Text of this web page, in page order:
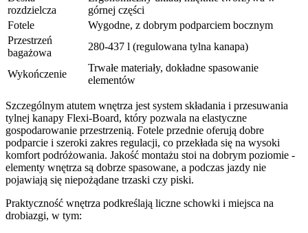
rozdzielcza
górnej części
Fotele
Wygodne, z dobrym podparciem bocznym
Przestrzeń
bagażowa
280-437 l (regulowana tylna kanapa)
Wykończenie
Trwałe materiały, dokładne spasowanie
elementów
Szczególnym atutem wnętrza jest system składania i przesuwania
tylnej kanapy Flexi-Board, który pozwala na elastyczne
gospodarowanie przestrzenią. Fotele przednie oferują dobre
podparcie i szeroki zakres regulacji, co przekłada się na wysoki
komfort podróżowania. Jakość montażu stoi na dobrym poziomie -
elementy wnętrza są dobrze spasowane, a podczas jazdy nie
pojawiają się niepożądane trzaski czy piski.
Praktyczność wnętrza podkreślają liczne schowki i miejsca na
drobiazgi, w tym: